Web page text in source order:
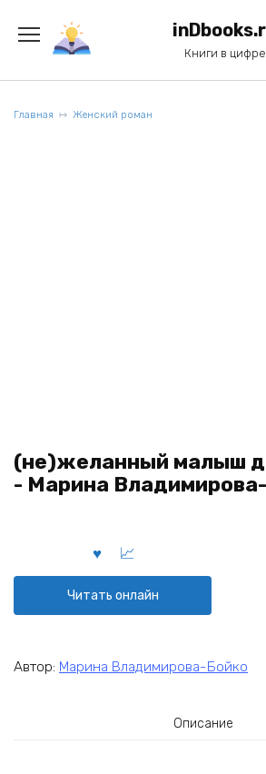
содержанию
Книги в цифре
Главная Женский роман
(не)желанный малыш
- Марина
Читать онлайн
Автор: Марина Владимирова-Бойко
Описание